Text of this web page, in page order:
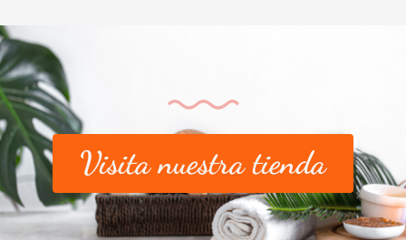
Visita nuestra tienda